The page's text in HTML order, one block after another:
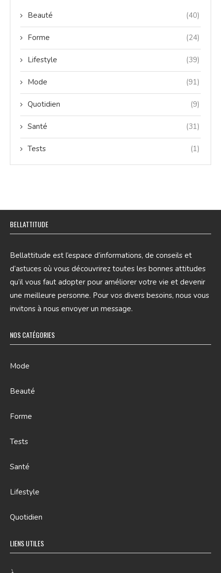
Beauté (40)
Forme (24)
Lifestyle (39)
Mode (91)
Quotidien (9)
Santé (31)
Tests (1)
BELLATTITUDE
Bellattitude est l’espace d’informations, de conseils et
d’astuces où vous découvrirez toutes les bonnes attitudes
qu’il vous faut adopter pour améliorer votre vie et devenir
une meilleure personne. Pour vos divers besoins, nous vous
invitons à nous envoyer un message.
NOS CATÉGORIES
Mode
Beauté
Forme
Tests
Santé
Lifestyle
Quotidien
LIENS UTILES